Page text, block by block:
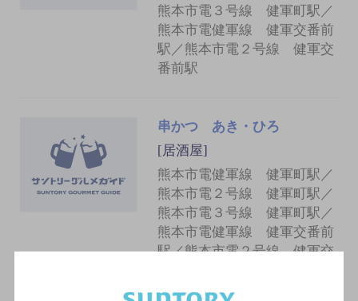
熊本市電３号線 健軍町駅／
熊本市電健軍線 健軍交番前
駅／熊本市電２号線 健軍交
番前駅
串かつ あき・ひろ
[居酒屋]
熊本市電健軍線 健軍町駅／
熊本市電２号線 健軍町駅／
熊本市電３号線 健軍町駅／
熊本市電健軍線 健軍交番前
駅／熊本市電２号線 健軍交